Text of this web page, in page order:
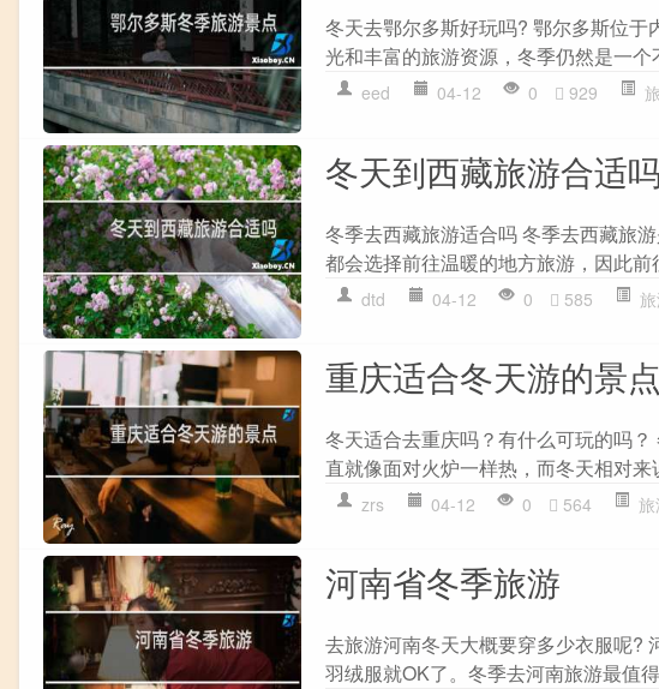
冬天去鄂尔多斯好玩吗? 鄂尔多斯位
光和丰富的旅游资源，冬季仍然是一
eed 04-12 0 929
冬天到西藏旅游合适吗
冬季去西藏旅游适合吗 冬季去西藏旅
都会选择前往温暖的地方旅游，因此
dtd 04-12 0 585
重庆适合冬天游的景点
冬天适合去重庆吗？有什么可玩的吗
直就像面对火炉一样热，而冬天相对
zrs 04-12 0 564
河南省冬季旅游
去旅游河南冬天大概要穿多少衣服呢?
羽绒服就OK了。冬季去河南旅游最值